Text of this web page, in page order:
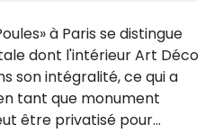
à Paris se distingue
dont l'intérieur Art Déco
son intégralité, ce qui a
tant que monument
être privatisé pour